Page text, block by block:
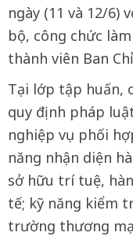
ngày (11 và 12/6)
bộ, công chức
thành viên Ban
Tại lớp tập huấn,
quy định pháp
nghiệp vụ phối
năng nhận diện
sở hữu trí tuệ,
tế; kỹ năng kiểm
trường thương